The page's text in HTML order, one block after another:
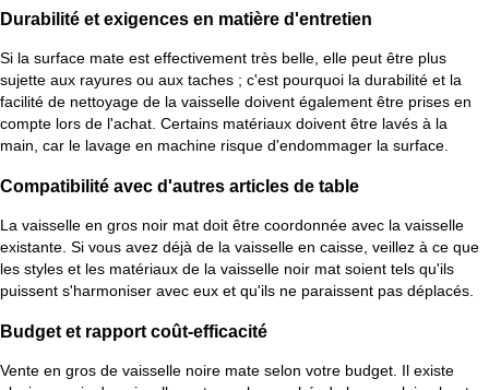
Durabilité et exigences en matière d'entretien
Si la surface mate est effectivement très belle, elle peut être plus
sujette aux rayures ou aux taches ; c'est pourquoi la durabilité et la
facilité de nettoyage de la vaisselle doivent également être prises en
compte lors de l'achat. Certains matériaux doivent être lavés à la
main, car le lavage en machine risque d'endommager la surface.
Compatibilité avec d'autres articles de table
La vaisselle en gros noir mat doit être coordonnée avec la vaisselle
existante. Si vous avez déjà de la vaisselle en caisse, veillez à ce que
les styles et les matériaux de la vaisselle noir mat soient tels qu'ils
puissent s'harmoniser avec eux et qu'ils ne paraissent pas déplacés.
Budget et rapport coût-efficacité
Vente en gros de vaisselle noire mate selon votre budget. Il existe